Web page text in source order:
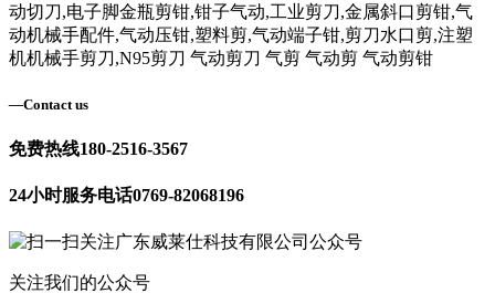
动切刀,电子脚金瓶剪钳,钳子气动,工业剪刀,金属斜口剪钳,气
动机械手配件,气动压钳,塑料剪,气动端子钳,剪刀水口剪,注塑
机机械手剪刀,N95剪刀 气动剪刀 气剪 气动剪 气动剪钳
—Contact us
免费热线180-2516-3567
24小时服务电话0769-82068196
关注我们的公众号